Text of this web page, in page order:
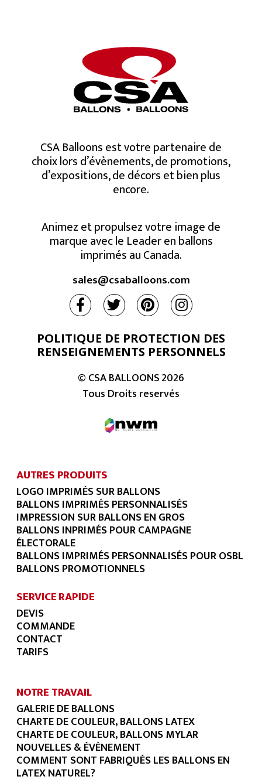
AUTRES PRODUITS
LOGO IMPRIMÉS SUR BALLONS
BALLONS IMPRIMÉS PERSONNALISÉS
IMPRESSION SUR BALLONS EN GROS
BALLONS INPRIMÉS POUR CAMPAGNE
ÉLECTORALE
BALLONS IMPRIMÉS PERSONNALISÉS POUR OSBL
BALLONS PROMOTIONNELS
SERVICE RAPIDE
DEVIS
COMMANDE
CONTACT
TARIFS
CSA Balloons est votre partenaire de
choix lors d’évènements, de promotions,
d’expositions, de décors et bien plus
encore.
Animez et propulsez votre image de
marque avec le Leader en ballons
imprimés au Canada.
sales@csaballoons.com
POLITIQUE DE PROTECTION DES
RENSEIGNEMENTS PERSONNELS
© CSA BALLOONS2026
Tous Droits reservés
NOTRE TRAVAIL
GALERIE DE BALLONS
CHARTE DE COULEUR, BALLONS LATEX
CHARTE DE COULEUR, BALLONS MYLAR
NOUVELLES & ÉVÈNEMENT
COMMENT SONT FABRIQUÉS LES BALLONS EN
LATEX NATUREL?